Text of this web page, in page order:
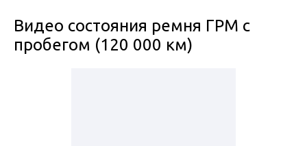
Видео состояния ремня ГРМ с
пробегом (120 000 км)